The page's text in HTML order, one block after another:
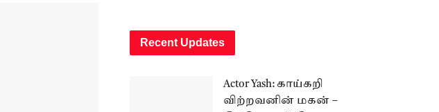
Recent Updates
Actor Yash: காய்கறி
விற்றவனின் மகன் –